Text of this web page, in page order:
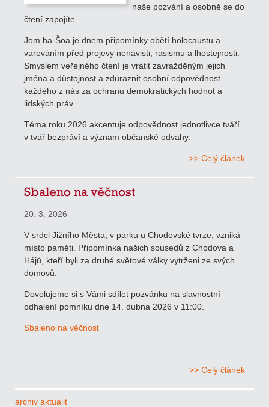
naše pozvání a osobně se do
čtení zapojíte.
Jom ha-Šoa je dnem připomínky obětí holocaustu a
varováním před projevy nenávisti, rasismu a lhostejnosti.
Smyslem veřejného čtení je vrátit zavražděným jejich
jména a důstojnost a zdůraznit osobní odpovědnost
každého z nás za ochranu demokratických hodnot a
lidských práv.
Téma roku 2026 akcentuje odpovědnost jednotlivce tváří
v tvář bezpráví a význam občanské odvahy.
>> Celý článek
Sbaleno na věčnost
20. 3. 2026
V srdci Jižního Města, v parku u Chodovské tvrze, vzniká
místo paměti. Připomínka našich sousedů z Chodova a
Hájů, kteří byli za druhé světové války vytrženi ze svých
domovů.
Dovolujeme si s Vámi sdílet pozvánku na slavnostní
odhalení pomníku dne 14. dubna 2026 v 11:00.
Sbaleno na věčnost
>> Celý článek
archiv aktualit